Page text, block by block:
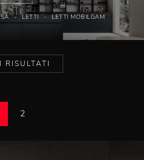
- LETTI - LETTI MOBILGAM
RISULTATI
2